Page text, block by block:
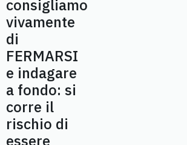
consigliamo
vivamente
di
FERMARSI
e indagare
a fondo: si
corre il
rischio di
essere